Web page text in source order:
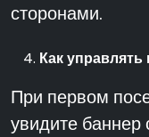
сторонами.
Как
При первом
увидите